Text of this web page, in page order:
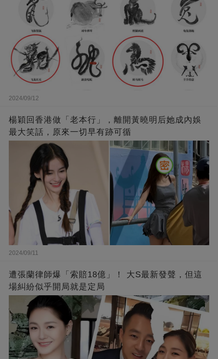
2024/09/12
楊穎回香港做「老本行」，離開黃曉明后她成內娛
最大笑話，原來一切早有跡可循
2024/09/11
遭張蘭律師爆「索賠18億」！ 大S最新發聲，但這
場糾紛似乎開局就是定局